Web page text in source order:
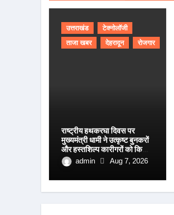
उत्तराखंड
टेक्नोलॉजी
ताजा खबर
देहरादून रोजगार
राष्ट्रीय हथकरघा दिवस पर
मुख्यमंत्री धामी ने उत्कृष्ट बुनकरों
और हस्तशिल्प कारीगरों को किया
सम्मानितadmin Aug 7, 2026